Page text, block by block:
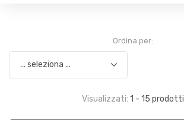
Ordina per:
Visualizzati: 1 - 15 prodotti